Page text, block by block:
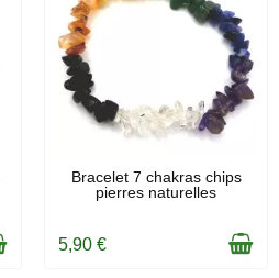
EN STOCK
Bracelet 7 chakras chips
pierres naturelles
5,90 €